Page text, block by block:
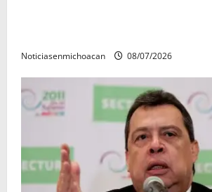
Noticiasenmichoacan 08/07/2026